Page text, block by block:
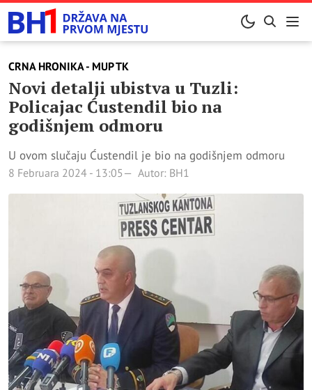
CRNA HRONIKA - MUP TK
Novi detalji ubistva u Tuzli:
Policajac Ćustendil bio na
godišnjem odmoru
U ovom slučaju Ćustendil je bio na godišnjem odmoru
8 Februara 2024 - 13:05 Autor: BH1